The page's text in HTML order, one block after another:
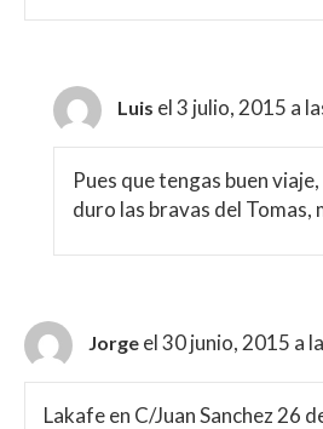
Luis el 3 julio, 2015 a
Pues que tengas buen
duro las bravas del Tomas,
Jorge el 30 junio, 2015 a
Lakafe en C/Juan Sanchez 26